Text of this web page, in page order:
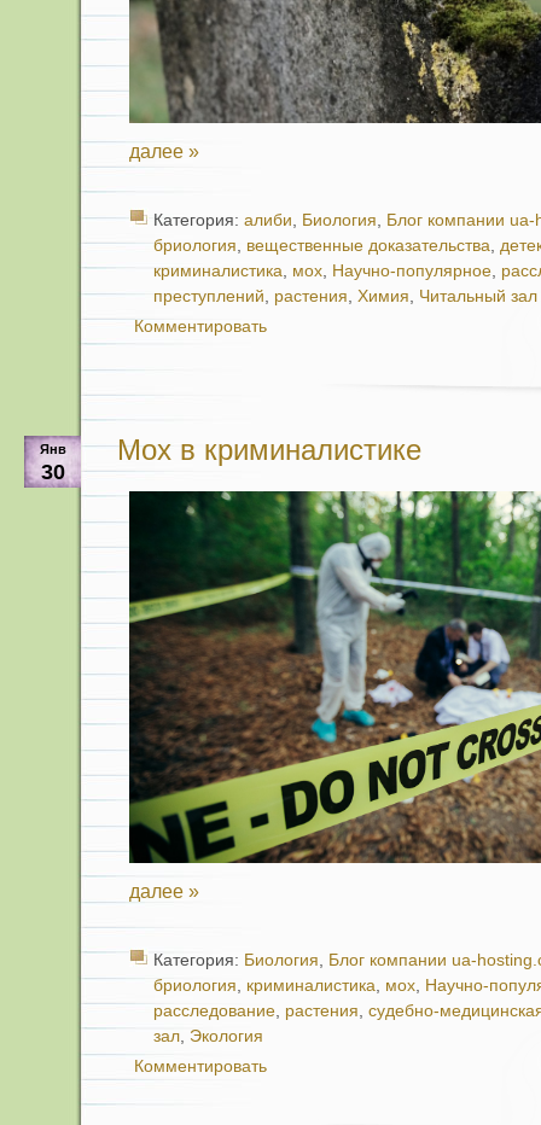
далее »
Категория: алиби, Биология, Блог компании
бриология, вещественные доказательства,
криминалистика, мох, Научно-популярное,
преступлений, растения, Химия, Читальный зал
Комментировать
Янв
30
Мох в криминалистике
далее »
Категория: Биология, Блог компании ua-
бриология, криминалистика, мох, Научно-
расследование, растения, судебно-
зал, Экология
Комментировать